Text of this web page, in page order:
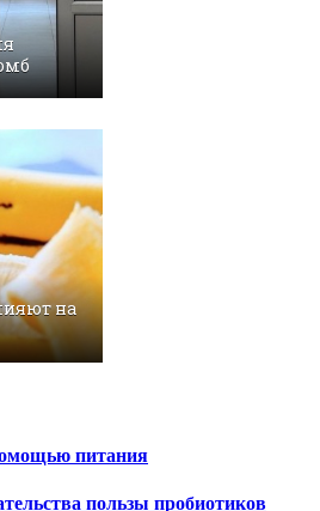
на
питания
пользы пробиотиков